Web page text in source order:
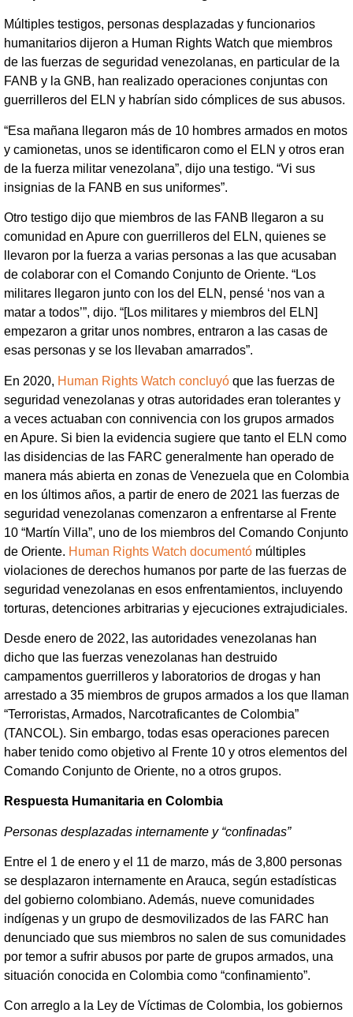
Múltiples testigos, personas desplazadas y funcionarios
humanitarios dijeron a Human Rights Watch que miembros
de las fuerzas de seguridad venezolanas, en particular de la
FANB y la GNB, han realizado operaciones conjuntas con
guerrilleros del ELN y habrían sido cómplices de sus abusos.
“Esa mañana llegaron más de 10 hombres armados en motos
y camionetas, unos se identificaron como el ELN y otros eran
de la fuerza militar venezolana”, dijo una testigo. “Vi sus
insignias de la FANB en sus uniformes”.
Otro testigo dijo que miembros de las FANB llegaron a su
comunidad en Apure con guerrilleros del ELN, quienes se
llevaron por la fuerza a varias personas a las que acusaban
de colaborar con el Comando Conjunto de Oriente. “Los
militares llegaron junto con los del ELN, pensé ‘nos van a
matar a todos’”, dijo. “[Los militares y miembros del ELN]
empezaron a gritar unos nombres, entraron a las casas de
esas personas y se los llevaban amarrados”.
En 2020, Human Rights Watch concluyó que las fuerzas de
seguridad venezolanas y otras autoridades eran tolerantes y
a veces actuaban con connivencia con los grupos armados
en Apure. Si bien la evidencia sugiere que tanto el ELN como
las disidencias de las FARC generalmente han operado de
manera más abierta en zonas de Venezuela que en Colombia
en los últimos años, a partir de enero de 2021 las fuerzas de
seguridad venezolanas comenzaron a enfrentarse al Frente
10 “Martín Villa”, uno de los miembros del Comando Conjunto
de Oriente. Human Rights Watch documentó múltiples
violaciones de derechos humanos por parte de las fuerzas de
seguridad venezolanas en esos enfrentamientos, incluyendo
torturas, detenciones arbitrarias y ejecuciones extrajudiciales.
Desde enero de 2022, las autoridades venezolanas han
dicho que las fuerzas venezolanas han destruido
campamentos guerrilleros y laboratorios de drogas y han
arrestado a 35 miembros de grupos armados a los que llaman
“Terroristas, Armados, Narcotraficantes de Colombia”
(TANCOL). Sin embargo, todas esas operaciones parecen
haber tenido como objetivo al Frente 10 y otros elementos del
Comando Conjunto de Oriente, no a otros grupos.
Respuesta Humanitaria en Colombia
Personas desplazadas internamente y “confinadas”
Entre el 1 de enero y el 11 de marzo, más de 3,800 personas
se desplazaron internamente en Arauca, según estadísticas
del gobierno colombiano. Además, nueve comunidades
indígenas y un grupo de desmovilizados de las FARC han
denunciado que sus miembros no salen de sus comunidades
por temor a sufrir abusos por parte de grupos armados, una
situación conocida en Colombia como “confinamiento”.
Con arreglo a la Ley de Víctimas de Colombia, los gobiernos